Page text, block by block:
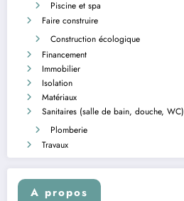
Piscine et spa
Faire construire
Construction écologique
Financement
Immobilier
Isolation
Matériaux
Sanitaires (salle de bain, douche, WC)
Plomberie
Travaux
A propos